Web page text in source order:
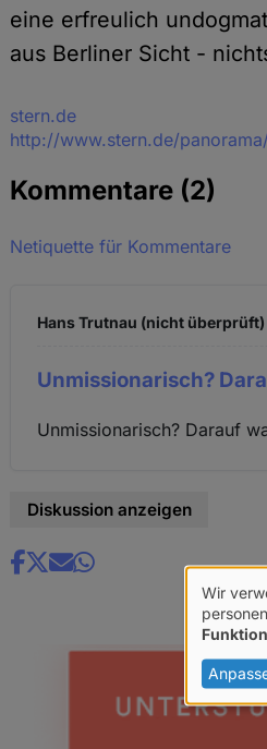
eine erfreulich
aus Berliner Sicht -
Quelle
stern.de
http://www.stern.de/
Kommentare (2)
Netiquette für Kommentare
Hans Trutnau (nicht überprüft)
Unmissionarisch?
Unmissionarisch? Darauf
Diskussion anzeigen
Share
von
Daten
Wir